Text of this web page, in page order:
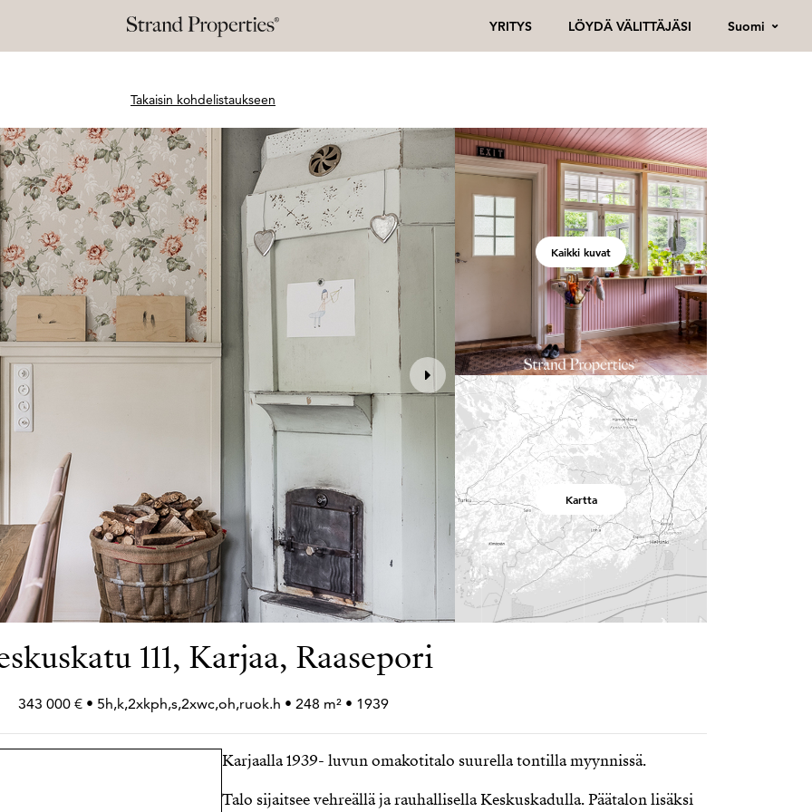
YRITYS LÖYDÄ VÄLITTÄJÄSI Suomi
Takaisin kohdelistaukseen
Kaikki kuvat
Kartta
111, Karjaa, Raasepori
343 000 € • 5h,k,2xkph,s,2xwc,oh,ruok.h • 248 m² • 1939
Karjaalla 1939- luvun omakotitalo suurella tontilla myynnissä.
Talo sijaitsee vehreällä ja rauhallisella Keskuskadulla. Päätalon lisäksi